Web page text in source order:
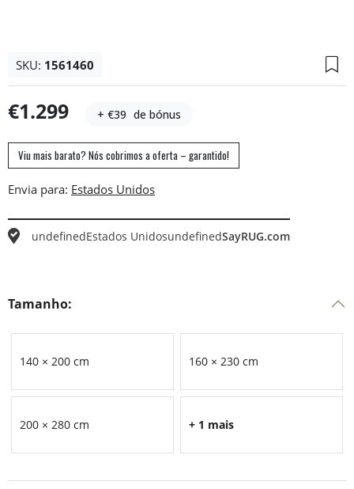
SKU: 1561460
€1.299 + €39 de bónus
Viu mais barato? Nós cobrimos a oferta – garantido!
Envia para:
undefinedEstados UnidosundefinedSayRUG.com
Tamanho:
140 × 200 cm 160 × 230 cm
200 × 280 cm + 1 mais